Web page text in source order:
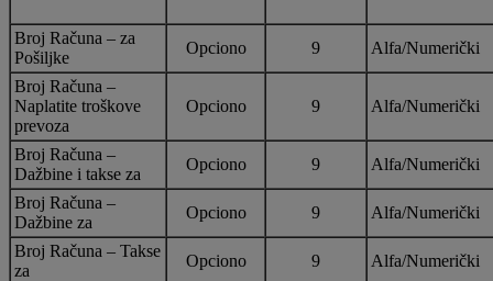
Broj Računa – za
Pošiljke
Opciono 9 Alfa/Numerički
Broj Računa –
Naplatite troškove
prevoza
Opciono 9 Alfa/Numerički
Broj Računa –
Dažbine i takse za
Opciono 9 Alfa/Numerički
Broj Računa –
Dažbine za
Opciono 9 Alfa/Numerički
Broj Računa – Takse
za
Opciono 9 Alfa/Numerički